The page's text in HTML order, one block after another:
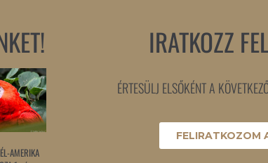
AMERIKA
IRATKOZZ
ÉRTESÜLJ ELSŐKÉNT A
FELIRATKOZOM